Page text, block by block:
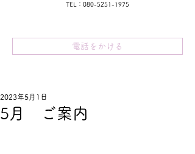
TEL：080-5251-1975
電話をかける
5月 ご案内
2023年5月1日